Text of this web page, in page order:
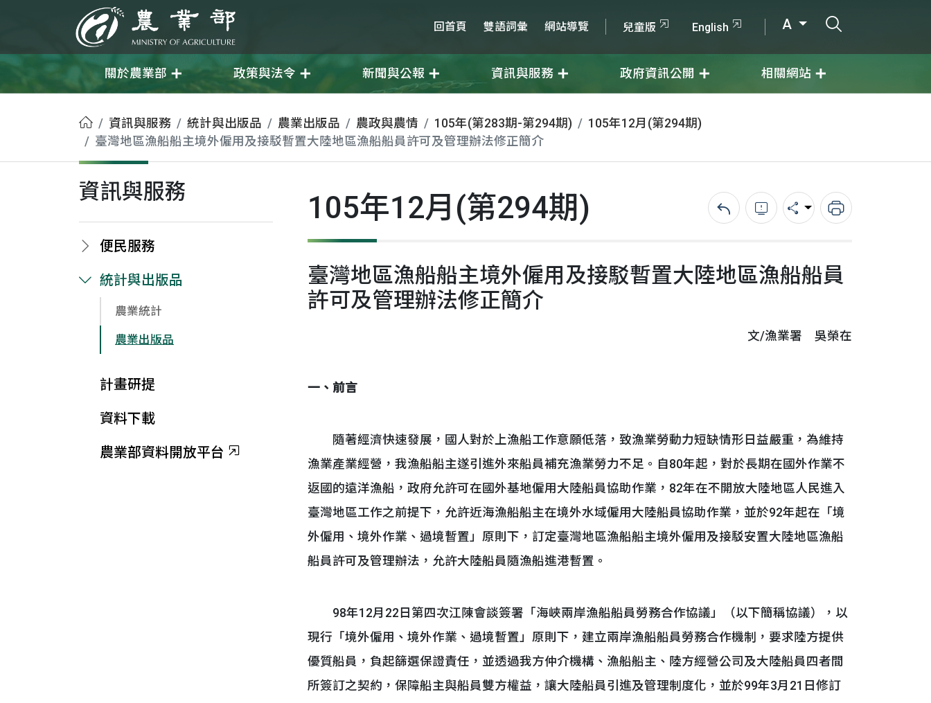
農業部 回首頁 雙語詞彙 網站導覽 兒童版 English A
關於農業部 政策與法令 新聞與公報 資訊與服務 政府資訊公開 相關網站
首頁資訊與服務 統計與出版品 農業出版品 農政與農情 105年(第283期-第294期)
105年12月(第294期)
臺灣地區漁船船主境外僱用及接駁暫置大陸地區漁船船員許可及管理辦法修正簡介
資訊與服務
便民服務
統計與出版品
農業統計
農業出版品
計畫研提
資料下載
農業部資料開放平台
105年12月(第294期) 回上一頁錯誤回報分享 列印
臺灣地區漁船船主境外僱用及接駁暫置大陸地區漁船船員
許可及管理辦法修正簡介
文/漁業署 吳榮在
一、 前言
隨著經濟快速發展，國人對於上漁船工作意願低落，致漁業勞動力短缺情形日益嚴重，為維持
漁業產業經營，我漁船船主遂引進外來船員補充漁業勞力不足。自80年起，對於長期在國外作業不
返國的遠洋漁船，政府允許可在國外基地僱用大陸船員協助作業，82年在不開放大陸地區人民進入
臺灣地區工作之前提下，允許近海漁船船主在境外水域僱用大陸船員協助作業，並於92年起在「境
外僱用、境外作業、過境暫置」原則下，訂定臺灣地區漁船船主境外僱用及接駁安置大陸地區漁船
船員許可及管理辦法，允許大陸船員隨漁船進港暫置。
98年12月22日第四次江陳會談簽署「海峽兩岸漁船船員勞務合作協議」（以下簡稱協議），以
現行「境外僱用、境外作業、過境暫置」原則下，建立兩岸漁船船員勞務合作機制，要求陸方提供
優質船員，負起篩選保證責任，並透過我方仲介機構、漁船船主、陸方經營公司及大陸船員四者間
所簽訂之契約，保障船主與船員雙方權益，讓大陸船員引進及管理制度化，並於99年3月21日修訂